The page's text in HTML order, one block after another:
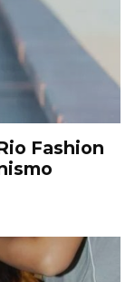
Fashion